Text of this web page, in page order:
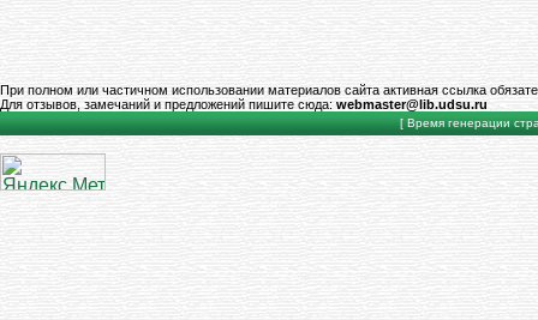
При полном или частичном использовании материалов сайта активная ссылка
Для отзывов, замечаний и предложений пишите сюда: webmaster@lib.udsu.ru
[ Время генерации